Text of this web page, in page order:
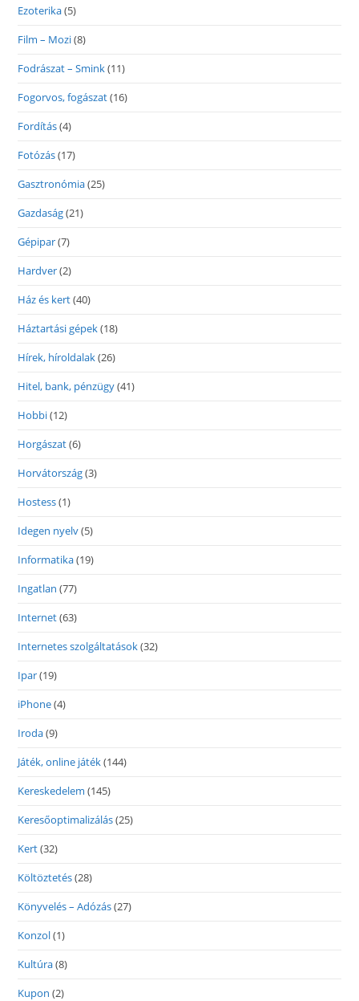
Ezoterika(5)
Film – Mozi(8)
Fodrászat – Smink(11)
Fogorvos, fogászat(16)
Fordítás(4)
Fotózás(17)
Gasztronómia(25)
Gazdaság(21)
Gépipar(7)
Hardver(2)
Ház és kert(40)
Háztartási gépek(18)
Hírek, híroldalak(26)
Hitel, bank, pénzügy(41)
Hobbi(12)
Horgászat(6)
Horvátország(3)
Hostess(1)
Idegen nyelv(5)
Informatika(19)
Ingatlan (77)
Internet(63)
Internetes szolgáltatások(32)
Ipar(19)
iPhone(4)
Iroda(9)
Játék, online játék(144)
Kereskedelem (145)
Keresőoptimalizálás(25)
Kert(32)
Költöztetés(28)
Könyvelés – Adózás(27)
Konzol(1)
Kultúra(8)
Kupon (2)